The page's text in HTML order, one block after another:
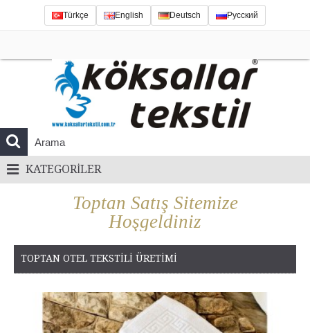
Türkçe English Deutsch Русский
KATEGORILER
Toptan Satış Sitemize
Hoşgeldiniz
TOPTAN OTEL TEKSTILI ÜRETIMI